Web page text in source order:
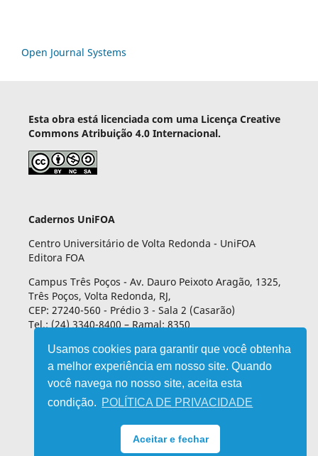
Usamos cookies para garantir que você obtenha
a melhor experiência em nosso site. Quando
você navega no nosso site, aceita esta
condição. POLÍTICA DE PRIVACIDADE
Aceitar e fechar
Open Journal Systems
Esta obra está licenciada com uma Licença Creative
Commons Atribuição 4.0 Internacional.
Cadernos UniFOA
Centro Universitário de Volta Redonda - UniFOA
Editora FOA
Campus Três Poços - Av. Dauro Peixoto Aragão, 1325,
Três Poços, Volta Redonda, RJ,
CEP: 27240-560 - Prédio 3 - Sala 2 (Casarão)
Tel.: (24) 3340-8400 – Ramal: 8350